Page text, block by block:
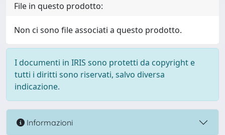
File in questo prodotto:
Non ci sono file associati a questo prodotto.
I documenti in IRIS sono protetti da copyright e
tutti i diritti sono riservati, salvo diversa
indicazione.
Informazioni